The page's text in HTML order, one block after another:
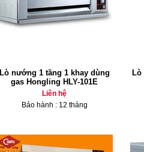
Lò nướng 1 tầng 1 khay dùng
gas Hongling HLY-101E
Liên hệ
Bảo hành : 12 tháng